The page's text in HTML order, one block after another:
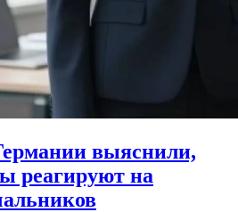
выяснили,
реагируют на